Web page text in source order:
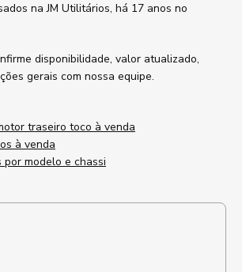
na JM Utilitários, há 17 anos no
disponibilidade, valor atualizado,
gerais com nossa equipe.
traseiro toco à venda
à venda
modelo e chassi